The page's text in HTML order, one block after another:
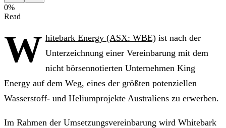
0%
Read
W hitebark Energy (ASX: WBE) ist nach der
Unterzeichnung einer Vereinbarung mit dem
nicht börsennotierten Unternehmen King
Energy auf dem Weg, eines der größten potenziellen
Wasserstoff- und Heliumprojekte Australiens zu erwerben.
Im Rahmen der Umsetzungsvereinbarung wird Whitebark